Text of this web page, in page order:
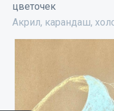
цветочек
Акрил, карандаш,